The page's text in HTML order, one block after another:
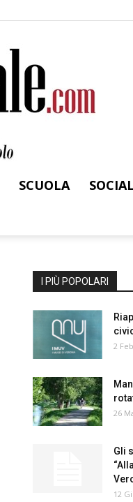
SCUOLA
I PIÙ POPOLARI
2
26
Gli
12